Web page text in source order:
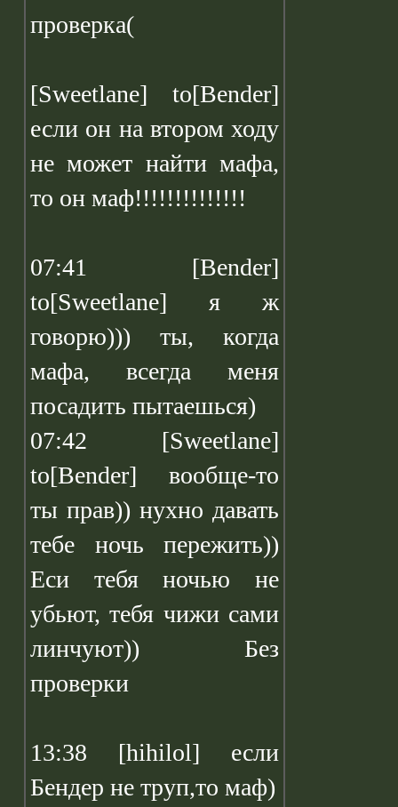
проверка(
[Sweetlane] to[Bender]
если он на втором ходу
не может найти мафа,
то он маф!!!!!!!!!!!!!!
07:41 [Bender]
to[Sweetlane] я ж
говорю))) ты, когда
мафа, всегда меня
посадить пытаешься)
07:42 [Sweetlane]
to[Bender] вообще-то
ты прав)) нухно давать
тебе ночь пережить))
Еси тебя ночью не
убьют, тебя чижи сами
линчуют)) Без
проверки
13:38 [hihilol] если
Бендер не труп,то маф)